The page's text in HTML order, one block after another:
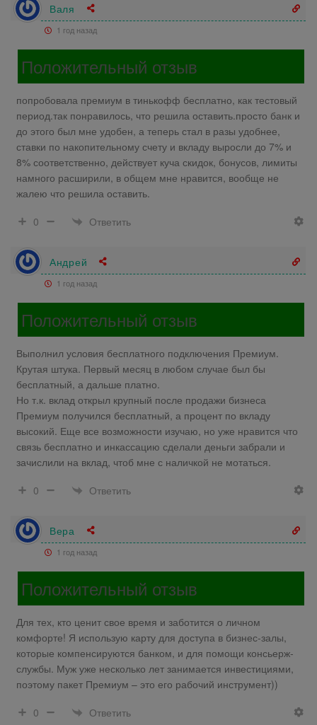
Валя
1 год назад
Положительный отзыв
попробовала премиум в тинькофф бесплатно, как тестовый
период.так понравилось, что решила оставить.просто банк и
до этого был мне удобен, а теперь стал в разы удобнее,
ставки по накопительному счету и вкладу выросли до 7% и
8% соответственно, действует куча скидок, бонусов, лимиты
намного расширили, в общем мне нравится, вообще не
жалею что решила оставить.
0
Ответить
Андрей
1 год назад
Положительный отзыв
Выполнил условия бесплатного подключения Премиум.
Крутая штука. Первый месяц в любом случае был бы
бесплатный, а дальше платно.
Но т.к. вклад открыл крупный после продажи бизнеса
Премиум получился бесплатный, а процент по вкладу
высокий. Еще все возможности изучаю, но уже нравится что
связь бесплатно и инкассацию сделали деньги забрали и
зачислили на вклад, чтоб мне с наличкой не мотаться.
0
Ответить
Вера
1 год назад
Положительный отзыв
Для тех, кто ценит свое время и заботится о личном
комфорте! Я использую карту для доступа в бизнес-залы,
которые компенсируются банком, и для помощи консьерж-
службы. Муж уже несколько лет занимается инвестициями,
поэтому пакет Премиум – это его рабочий инструмент))
0
Ответить